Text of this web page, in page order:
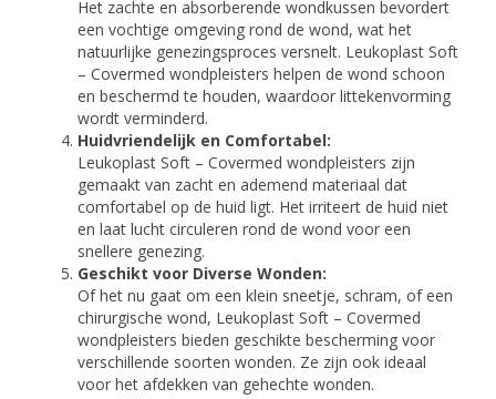
Het zachte en absorberende wondkussen bevordert
een vochtige omgeving rond de wond, wat het
natuurlijke genezingsproces versnelt. Leukoplast Soft
– Covermed wondpleisters helpen de wond schoon
en beschermd te houden, waardoor littekenvorming
wordt verminderd.
Huidvriendelijk en Comfortabel:
Leukoplast Soft – Covermed wondpleisters zijn
gemaakt van zacht en ademend materiaal dat
comfortabel op de huid ligt. Het irriteert de huid niet
en laat lucht circuleren rond de wond voor een
snellere genezing.
Geschikt voor Diverse Wonden:
Of het nu gaat om een klein sneetje, schram, of een
chirurgische wond, Leukoplast Soft – Covermed
wondpleisters bieden geschikte bescherming voor
verschillende soorten wonden. Ze zijn ook ideaal
voor het afdekken van gehechte wonden.